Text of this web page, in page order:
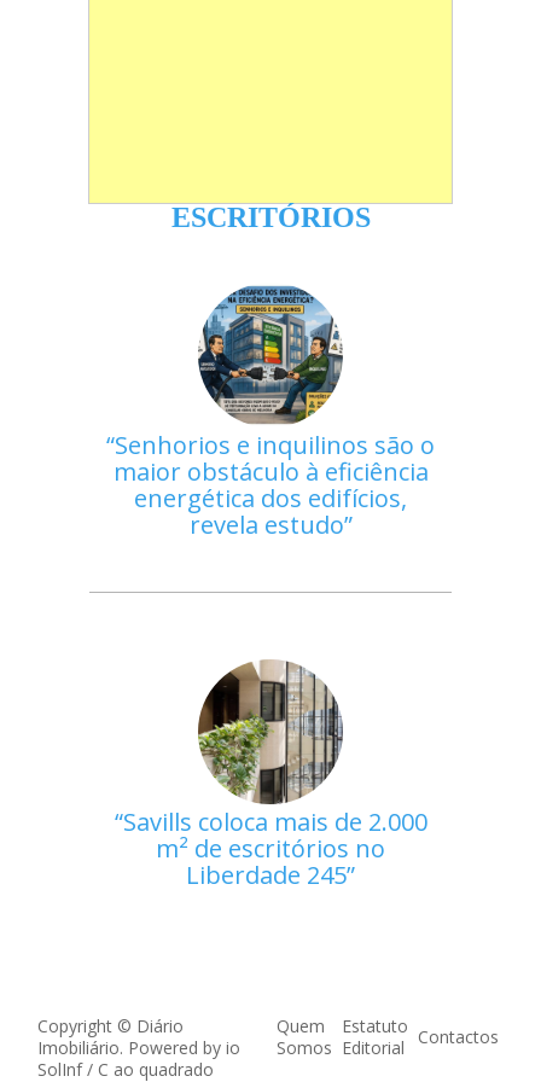
ESCRITÓRIOS
Senhorios e inquilinos são o
maior obstáculo à eficiência
energética dos edifícios,
revela estudo
Savills coloca mais de 2.000
m² de escritórios no
Liberdade 245
Copyright © Diário
Imobiliário. Powered by io
SolInf/ C ao quadrado
Quem
Somos
Estatuto
Editorial
Contactos